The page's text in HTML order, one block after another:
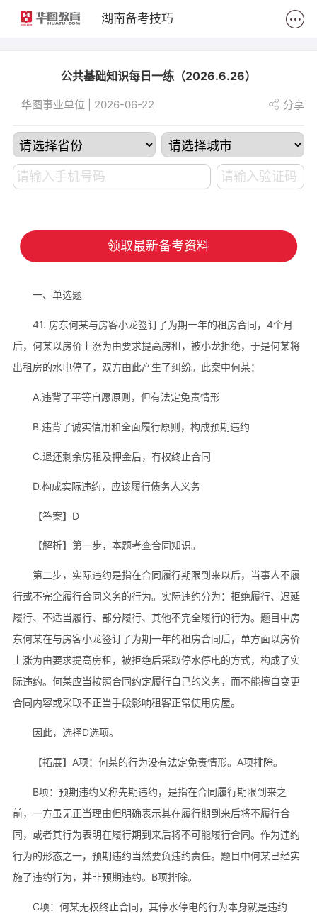
湖南备考技巧
公共基础知识每日一练（2026.6.26）
华图事业单位 | 2026-06-22 分享
领取最新备考资料
一、单选题
41. 房东何某与房客小龙签订了为期一年的租房合同，4个月
后，何某以房价上涨为由要求提高房租，被小龙拒绝，于是何某将
出租房的水电停了，双方由此产生了纠纷。此案中何某：
A.违背了平等自愿原则，但有法定免责情形
B.违背了诚实信用和全面履行原则，构成预期违约
C.退还剩余房租及押金后，有权终止合同
D.构成实际违约，应该履行债务人义务
【答案】D
【解析】第一步，本题考查合同知识。
第二步，实际违约是指在合同履行期限到来以后，当事人不履
行或不完全履行合同义务的行为。实际违约分为：拒绝履行、迟延
履行、不适当履行、部分履行、其他不完全履行的行为。题目中房
东何某在与房客小龙签订了为期一年的租房合同后，单方面以房价
上涨为由要求提高房租，被拒绝后采取停水停电的方式，构成了实
际违约。何某应当按照合同约定履行自己的义务，而不能擅自变更
合同内容或采取不正当手段影响租客正常使用房屋。
因此，选择D选项。
【拓展】A项：何某的行为没有法定免责情形。A项排除。
B项：预期违约又称先期违约，是指在合同履行期限到来之
前，一方虽无正当理由但明确表示其在履行期到来后将不履行合
同，或者其行为表明在履行期到来后将不可能履行合同。作为违约
行为的形态之一，预期违约当然要负违约责任。题目中何某已经实
施了违约行为，并非预期违约。B项排除。
C项：何某无权终止合同，其停水停电的行为本身就是违约